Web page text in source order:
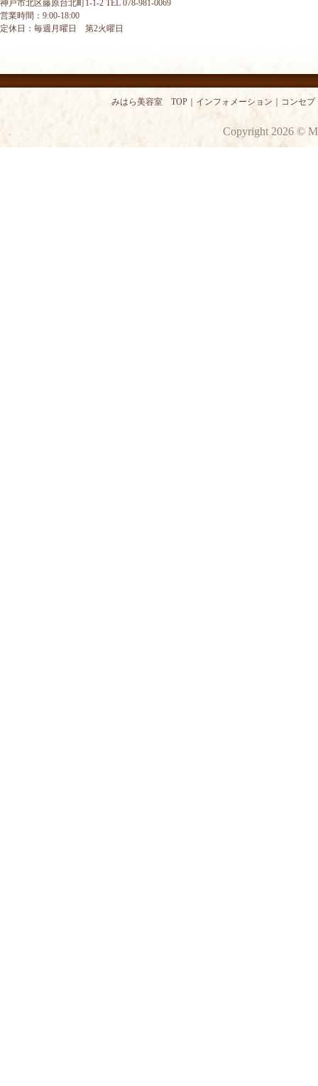
神戸市北区藤原台北町1-1-2 TEL 078-981-0069
営業時間：9:00-18:00
定休日：毎週月曜日 第2火曜日
みはら美容室 TOP インフォメーション コンセプ
Copyright 2026 ©